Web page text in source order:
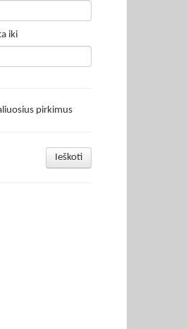
iki
pirkimus
Ieškoti